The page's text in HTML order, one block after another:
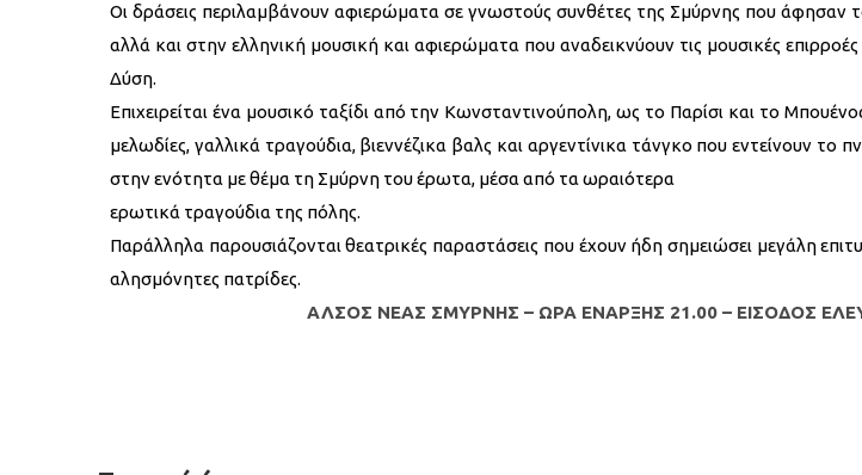
Οι δράσεις περιλαμβάνουν αφιερώματα σε γνωστούς συνθέτες της Σμύρνης που άφησαν
αλλά και στην ελληνική μουσική και αφιερώματα που αναδεικνύουν τις μουσικές
Δύση.
Επιχειρείται ένα μουσικό ταξίδι από την Κωνσταντινούπολη, ως το Παρίσι και το
μελωδίες, γαλλικά τραγούδια, βιεννέζικα βαλς και αργεντίνικα τάνγκο που εντείνουν
στην ενότητα με θέμα τη Σμύρνη του έρωτα, μέσα από τα ωραιότερα
ερωτικά τραγούδια της πόλης.
Παράλληλα παρουσιάζονται θεατρικές παραστάσεις που έχουν ήδη σημειώσει μεγάλη
αλησμόνητες πατρίδες.
ΑΛΣΟΣ ΝΕΑΣ ΣΜΥΡΝΗΣ – ΩΡΑ ΕΝΑΡΞΗΣ 21.00 – ΕΙΣΟΔΟΣ